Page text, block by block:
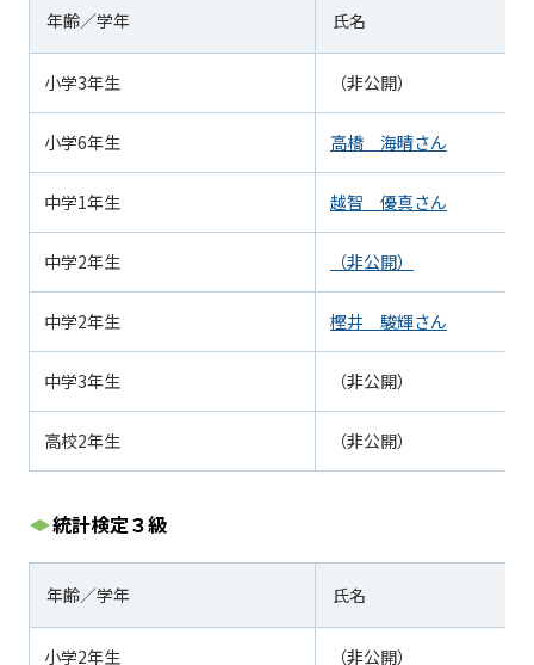
年齢／学年 氏名
小学3年生 （非公開）
小学6年生 高橋 海晴さん
中学1年生 越智 優真さん
中学2年生 （非公開）
中学2年生 樫井 駿輝さん
中学3年生 （非公開）
高校2年生 （非公開）
統計検定３級
年齢／学年 氏名
小学2年生 （非公開）